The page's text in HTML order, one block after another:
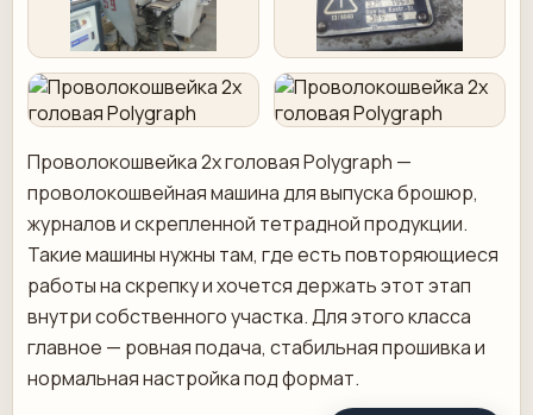
Проволокошвейка 2х головая Polygraph —
проволокошвейная машина для выпуска брошюр,
журналов и скрепленной тетрадной продукции.
Такие машины нужны там, где есть повторяющиеся
работы на скрепку и хочется держать этот этап
внутри собственного участка. Для этого класса
главное — ровная подача, стабильная прошивка и
нормальная настройка под формат.